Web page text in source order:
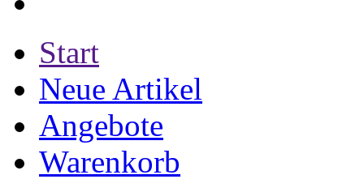
Start
Neue Artikel
Angebote
Warenkorb